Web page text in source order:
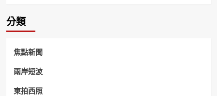
分類
焦點新聞
兩岸短波
東拍西照